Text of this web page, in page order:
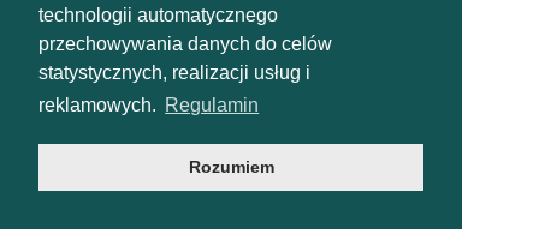
technologii automatycznego
przechowywania danych do celów
statystycznych, realizacji usług i
reklamowych. Regulamin
Rozumiem